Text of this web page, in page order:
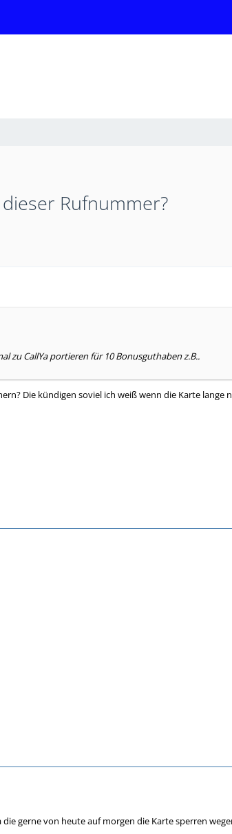
Rufnummer?
zu CallYa portieren für 10 Bonusguthaben z.B..
Die kündigen soviel ich weiß wenn die Karte
gerne von heute auf morgen die Karte sperren